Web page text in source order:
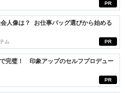
PR
PR
人像は？ お仕事バッグ選びから始める
ム
PR
完璧！ 印象アップのセルフプロデュー